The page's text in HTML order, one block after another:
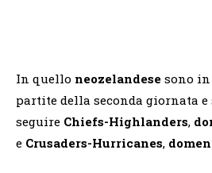
In quello neozelandese sono
partite della seconda giornata
seguire Chiefs-Highlanders,
e Crusaders-Hurricanes,